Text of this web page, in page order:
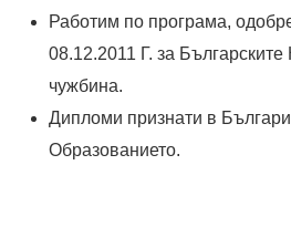
Работим по програма,
08.12.2011 Г. за
чужбина.
Дипломи признати в
Образованието.